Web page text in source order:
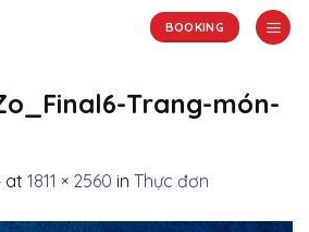
BOOKING
Trang-món-
at 1811 × 2560 in Thực đơn